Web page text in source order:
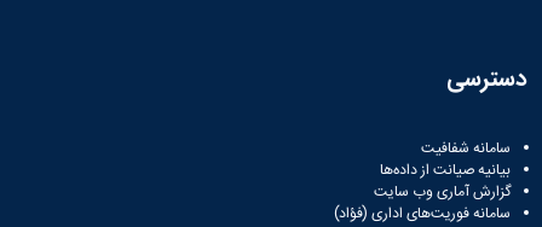
دسترسی
سامانه شفافیت
بیانیه صیانت از داده‌ها
گزارش آماری وب‌ سایت
سامانه فوریت‌های اداری (فؤاد)